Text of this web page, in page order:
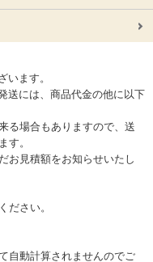
います。
送には、商品代金の他に以下
る場合もありますので、送
す。
お見積額をお知らせいたし
ださい。
自動計算されませんのでご